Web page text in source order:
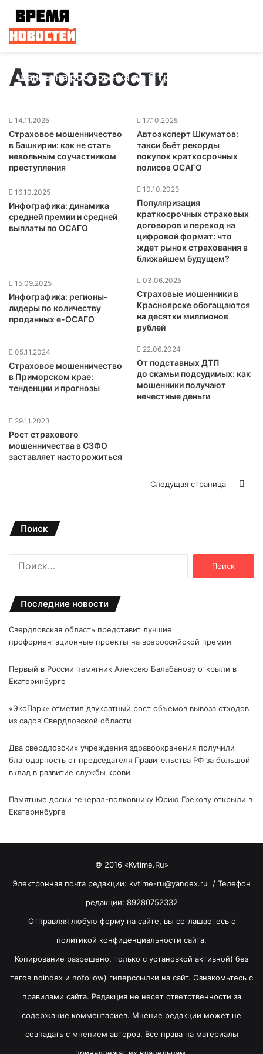
Автоновости
шансы на рост рынка до 6 трлн рублей
14.11.2025
Страховое мошенничество
в Башкирии: как не стать
невольным соучастником
преступления
17.10.2025
Автоэксперт Шкуматов:
такси бьёт рекорды
покупок краткосрочных
полисов ОСАГО
16.10.2025
Инфографика: динамика
средней премии и средней
выплаты по ОСАГО
10.10.2025
Популяризация
краткосрочных страховых
договоров и переход на
цифровой формат: что
ждет рынок страхования в
ближайшем будущем?
15.09.2025
Инфографика: регионы-
лидеры по количеству
проданных е-ОСАГО
03.06.2025
Страховые мошенники в
Красноярске обогащаются
на десятки миллионов
рублей
05.11.2024
Страховое мошенничество
в Приморском крае:
тенденции и прогнозы
22.06.2024
От подставных ДТП
до скамьи подсудимых: как
мошенники получают
нечестные деньги
29.11.2023
Рост страхового
мошенничества в СЗФО
заставляет насторожиться
Следущая страница
Поиск
Последние новости
Свердловская область представит лучшие
профориентационные проекты на всероссийской премии
Первый в России памятник Алексею Балабанову открыли в
Екатеринбурге
«ЭкоПарк» отметил двукратный рост объемов вывоза отходов
из садов Свердловской области
Два свердловских учреждения здравоохранения получили
благодарность от председателя Правительства РФ за большой
вклад в развитие службы крови
Памятные доски генерал-полковнику Юрию Грекову открыли в
Екатеринбурге
© 2016 «Kvtime.Ru»
Электронная почта редакции: kvtime-ru@yandex.ru / Телефон
редакции: 89280752332
Отправляя любую форму на сайте, вы соглашаетесь с
политикой конфиденциальности сайта.
Копирование разрешено, только с установкой активной( без
тегов noindex и nofollow) гиперссылки на сайт. Ознакомьтесь с
правилами сайта. Редакция не несет ответственности за
содержание комментариев. Мнение редакции может не
совпадать с мнением авторов. Все права на материалы